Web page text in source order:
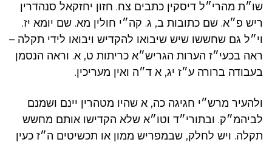
שו״ת מהרי״ל דיסקין כתבים צח. חזון יחזקאל סנהדרין
ריש פ״א. שם כתובות ב, ג. קה״י חולין מא. שם יומא יז.
וי״ל גם שחששו שיש שיבואו להקדיש ויבואו לידי תקלה –
ראה בכעי״ז הערות הגריש״א כריתות ט, א. וראה הנסמן
בעבודה ברורה ע״ז יג, א ד״ה ואין מעריכין.
ולהעיר מרש״י חגיגה כה, א שהיו מטהרין יינם ושמנם
לביהמ״ק. ובתורי״ד וטו״א שלא הקדישו אותם מחשש
תקלה. ויש לחלק, שבמפריש ממון או תכשיטים ה״ז כעין